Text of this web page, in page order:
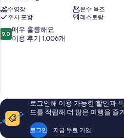
진
모
두
세
히
보
기
수영장
온수 욕조
주차 포함
레스토랑
10
점
매
우
훌
륭
해
요,
9.0 매우 훌륭해요
이용 후기 1,006개
로그인해 이용 가능한 할인과
드를 적립해 더 많은 여행을 즐
로그인 지금 무료 가입